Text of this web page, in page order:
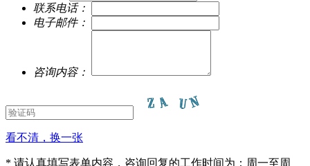
联系电话：
电子邮件：
咨询内容：
看不清，换一张
* 请认真填写表单内容，咨询回复的工作时间为：周一至周